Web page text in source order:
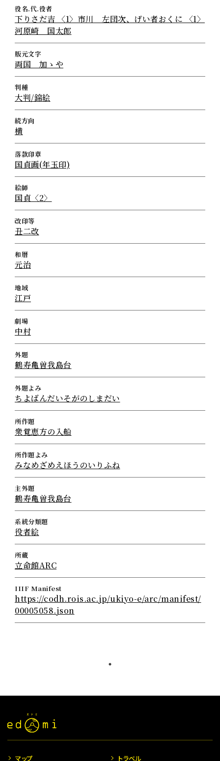
役名.代.役者
下りさだ吉 〈1〉市川 左団次、げい者おくに 〈1〉
河原崎 国太郎
版元文字
両国 加ゝや
判種
大判/錦絵
続方向
横
落款印章
国貞画(年玉印)
絵師
国貞〈2〉
改印等
丑二改
和暦
元治
地域
江戸
劇場
中村
外題
鶴寿亀曽我島台
外題よみ
ちよばんだいそがのしまだい
所作題
衆覚恵方の入船
所作題よみ
みなめざめえほうのいりふね
主外題
鶴寿亀曽我島台
系統分類題
役者絵
所蔵
立命館ARC
IIIF Manifest
https://codh.rois.ac.jp/ukiyo-e/arc/manifest/
00005058.json
マップ トラベル